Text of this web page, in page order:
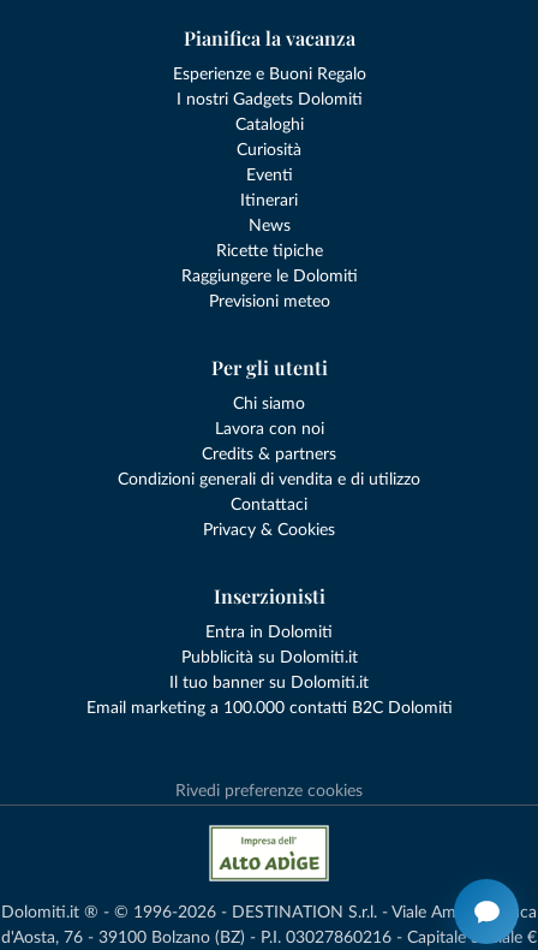
Pianifica la vacanza
Esperienze e Buoni Regalo
I nostri Gadgets Dolomiti
Cataloghi
Curiosità
Eventi
Itinerari
News
Ricette tipiche
Raggiungere le Dolomiti
Previsioni meteo
Per gli utenti
Chi siamo
Lavora con noi
Credits & partners
Condizioni generali di vendita e di utilizzo
Contattaci
Privacy & Cookies
Inserzionisti
Entra in Dolomiti
Pubblicità su Dolomiti.it
Il tuo banner su Dolomiti.it
Email marketing a 100.000 contatti B2C Dolomiti
Rivedi preferenze cookies
Dolomiti.it ® - © 1996-2026 - DESTINATION S.r.l. - Viale Amedeo Duca
d'Aosta, 76 - 39100 Bolzano (BZ) - P.I. 03027860216 - Capitale Sociale €